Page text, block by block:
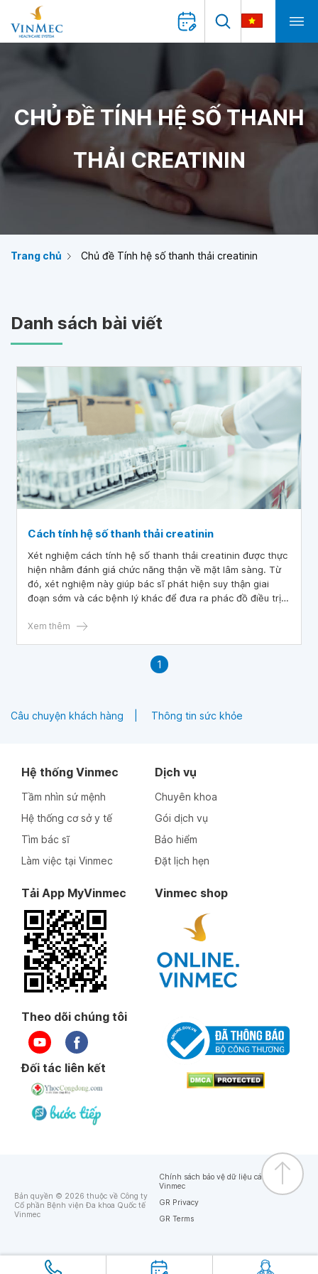
CHỦ ĐỀ TÍNH HỆ SỐ THANH
THẢI CREATININ
Trang chủ Chủ đề Tính hệ số thanh thải creatinin
Danh sách bài viết
Cách tính hệ số thanh thải creatinin
Xét nghiệm cách tính hệ số thanh thải creatinin được thực
hiện nhằm đánh giá chức năng thận về mặt lâm sàng. Từ
đó, xét nghiệm này giúp bác sĩ phát hiện suy thận giai
đoạn sớm và các bệnh lý khác để đưa ra phác đồ điều trị
Xem thêm
1
Câu chuyện khách hàng Thông tin sức khỏe
Hệ thống Vinmec
Tầm nhìn sứ mệnh
Hệ thống cơ sở y tế
Tìm bác sĩ
Làm việc tại Vinmec
Dịch vụ
Chuyên khoa
Gói dịch vụ
Bảo hiểm
Đặt lịch hẹn
Tải App MyVinmec Vinmec shop
Theo dõi chúng tôi
Đối tác liên kết
Bản quyền © 2026 thuộc về Công ty
Cổ phần Bệnh viện Đa khoa Quốc tế
Vinmec
Chính sách bảo vệ dữ liệu cá nhân của
Vinmec
GR Privacy
GR Terms